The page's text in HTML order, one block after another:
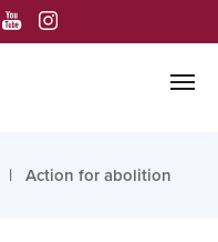
Action for abolition